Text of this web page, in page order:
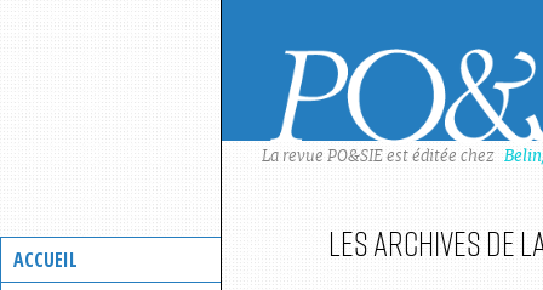
ACCUEIL
La revue PO&SIE est éditée chez
Les archives de